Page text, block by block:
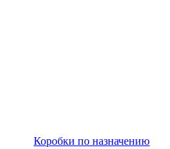
Коробки по назначению